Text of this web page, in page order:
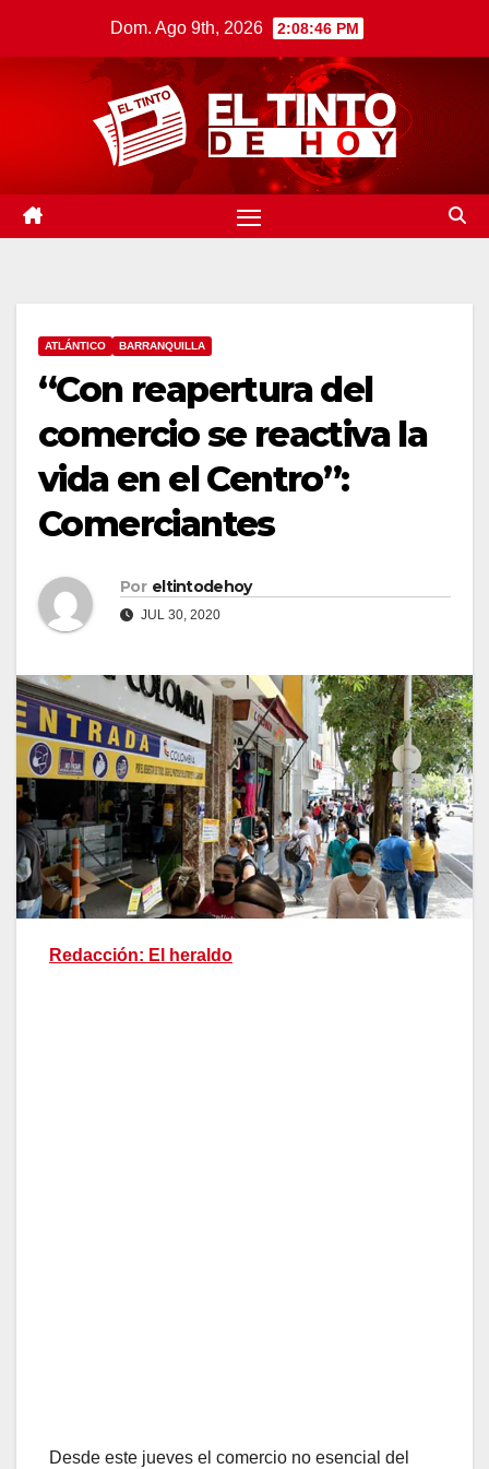
Dom. Ago 9th, 2026 2:08:47 PM
ATLÁNTICO BARRANQUILLA
“Con reapertura del
comercio se reactiva la
vida en el Centro”:
Comerciantes
Por eltintodehoy
JUL 30, 2020
Redacción: El heraldo
Desde este jueves el comercio no esencial del